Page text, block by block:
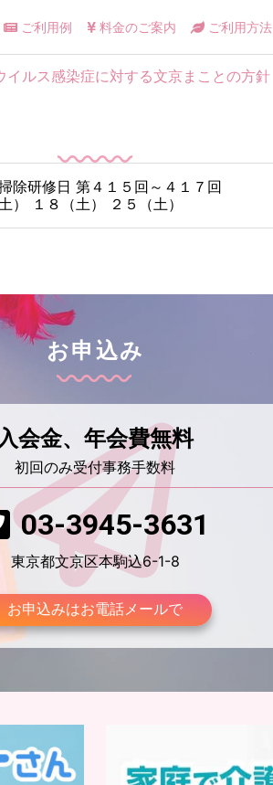
ご利用例 料金のご案内 ご利用方法
イルス感染症に対する文京まことの方針
除研修日 第４１５回～４１７回
） １８（土） ２５（土）
お申込み
会金、年会費無料
初回のみ受付事務手数料
03-3945-3631
東京都文京区本駒込6-1-8
お申込みはお電話メールで